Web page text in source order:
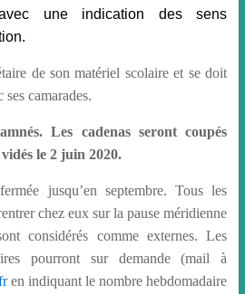
une indication des sens
de son matériel scolaire et se doit
ses camarades.
Les cadenas seront coupés
le 2 juin 2020.
jusqu’en septembre. Tous les
chez eux sur la pause méridienne
considérés comme externes. Les
pourront sur demande (mail à
en indiquant le nombre hebdomadaire